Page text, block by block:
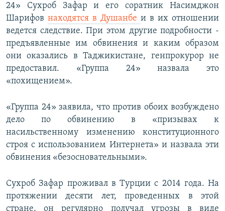
24» Сухроб Зафар и его соратник Насимджон
Шарифов находятся в Душанбе и в их отношении
ведется следствие. При этом другие подробности -
предъявленные им обвинения и каким образом
они оказались в Таджикистане, генпрокурор не
предоставил. «Группа 24» назвала это
«похищением».
«Группа 24» заявила, что против обоих возбуждено
дело по обвинению в «призывах к
насильственному изменению конституционного
строя с использованием Интернета» и назвала эти
обвинения «безосновательными».
Сухроб Зафар проживал в Турции с 2014 года. На
протяжении десяти лет, проведенных в этой
стране, он регулярно получал угрозы в виде